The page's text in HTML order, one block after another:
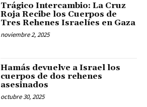
Trágico Intercambio: La Cruz
Roja Recibe los Cuerpos de
Tres Rehenes Israelíes en Gaza
noviembre 2, 2025
Hamás devuelve a Israel los
cuerpos de dos rehenes
asesinados
octubre 30, 2025